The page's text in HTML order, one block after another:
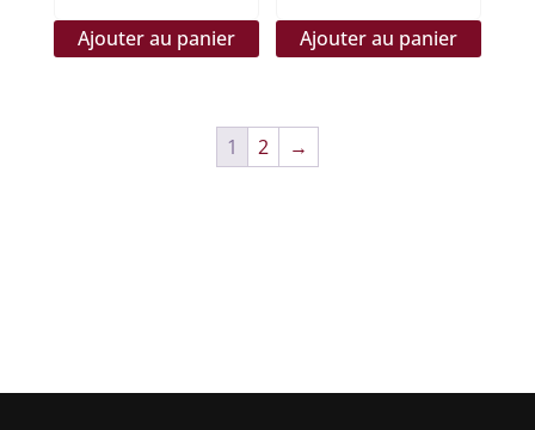
Ajouter au panier Ajouter au panier
1 2 →